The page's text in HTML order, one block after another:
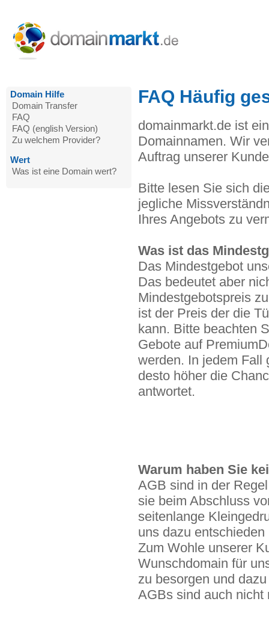
Domain Hilfe
Domain Transfer
FAQ
FAQ (english Version)
Zu welchem Provider?
Wert
Was ist eine Domain wert?
FAQ Häufig
domainmarkt.de ist
Domainnamen. Wir
Auftrag unserer
Bitte lesen Sie sich
jegliche
Ihres Angebots zu
Was ist das
Das Mindestgebot
Das bedeutet aber
Mindestgebotspreis
ist der Preis der die
kann. Bitte beachten
Gebote auf
werden. In jedem Fall
desto höher die
antwortet.
Warum haben Sie
AGB sind in der
sie beim Abschluss
seitenlange
uns dazu
Zum Wohle unserer
Wunschdomain für
zu besorgen und
AGBs sind auch nicht